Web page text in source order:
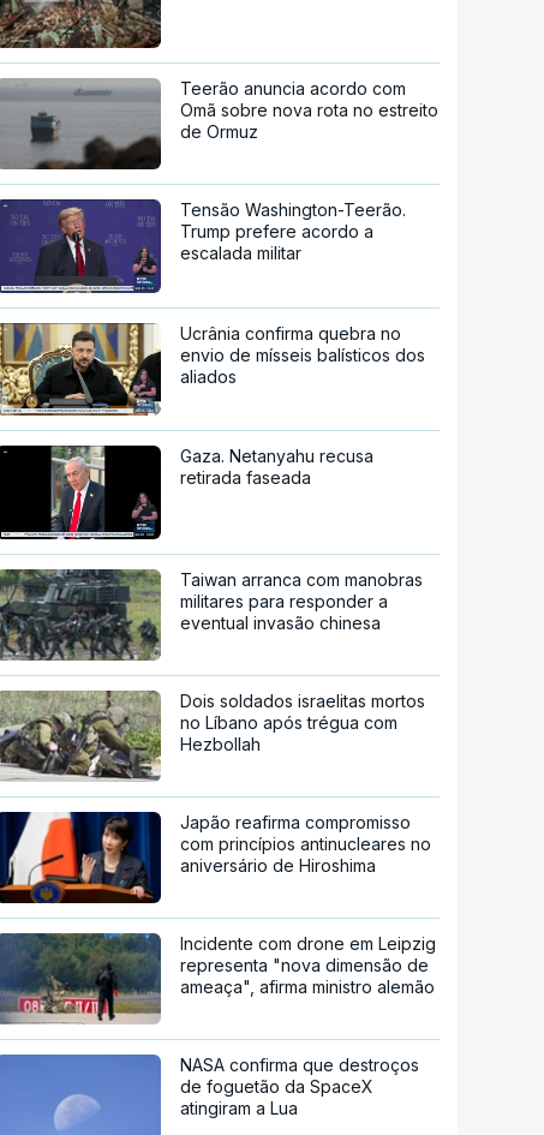
Teerão anuncia acordo com
Omã sobre nova rota no estreito
de Ormuz
Tensão Washington-Teerão.
Trump prefere acordo a
escalada militar
Ucrânia confirma quebra no
envio de mísseis balísticos dos
aliados
Gaza. Netanyahu recusa
retirada faseada
Taiwan arranca com manobras
militares para responder a
eventual invasão chinesa
Dois soldados israelitas mortos
no Líbano após trégua com
Hezbollah
Japão reafirma compromisso
com princípios antinucleares no
aniversário de Hiroshima
Incidente com drone em Leipzig
representa "nova dimensão de
ameaça", afirma ministro alemão
NASA confirma que destroços
de foguetão da SpaceX
atingiram a Lua